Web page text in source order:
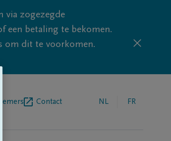
via zogezegde
een betaling te bekomen.
om dit te voorkomen.
Contact NL FR